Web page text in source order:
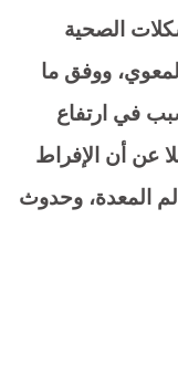
الصحية
ووفق ما
في ارتفاع
عن أن الإفراط
المعدة، وحدوث